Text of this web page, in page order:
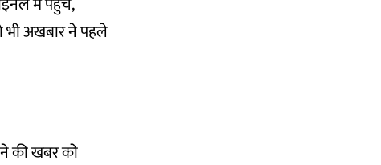
भी अखबार ने पहले
की खबर को